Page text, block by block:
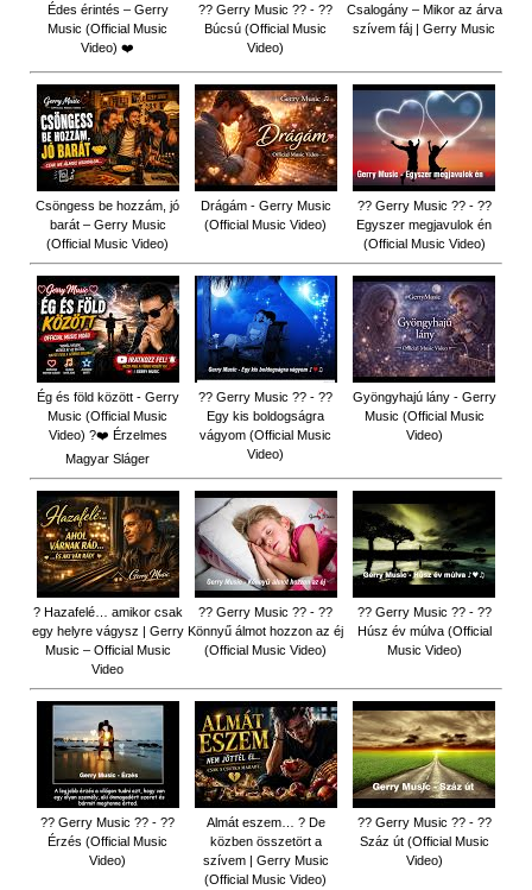
Édes érintés – Gerry
Music (Official Music
Video) ❤️
?? Gerry Music ?? - ??
Búcsú (Official Music
Video)
Csalogány – Mikor az árva
szívem fáj | Gerry Music
Csöngess be hozzám, jó
barát – Gerry Music
(Official Music Video)
Drágám - Gerry Music
(Official Music Video)
?? Gerry Music ?? - ??
Egyszer megjavulok én
(Official Music Video)
Ég és föld között - Gerry
Music (Official Music
Video) ?❤️ Érzelmes
Magyar Sláger
?? Gerry Music ?? - ??
Egy kis boldogságra
vágyom (Official Music
Video)
Gyöngyhajú lány - Gerry
Music (Official Music
Video)
? Hazafelé… amikor csak
egy helyre vágysz | Gerry
Music – Official Music
Video
?? Gerry Music ?? - ??
Könnyű álmot hozzon az éj
(Official Music Video)
?? Gerry Music ?? - ??
Húsz év múlva (Official
Music Video)
?? Gerry Music ?? - ??
Érzés (Official Music
Video)
Almát eszem… ? De
közben összetört a
szívem | Gerry Music
(Official Music Video)
?? Gerry Music ?? - ??
Száz út (Official Music
Video)